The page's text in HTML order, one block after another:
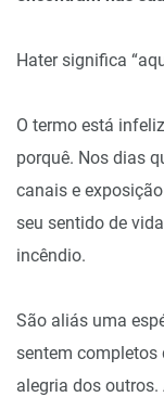
Hater significa
O termo está
porquê. Nos dias
canais e
seu sentido de
incêndio.
São aliás uma
sentem completos
alegria dos